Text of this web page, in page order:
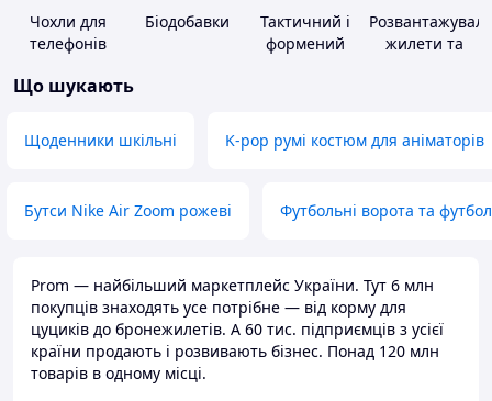
Чохли для
телефонів
Біодобавки
Тактичний і
формений
жилети та
Що шукають
Щоденники шкільні K-pop румі костюм для аніматорів
Бутси Nike Air Zoom рожеві Футбольні ворота та
Prom — найбільший маркетплейс України. Тут 6 млн
покупців знаходять усе потрібне — від корму для
цуциків до бронежилетів. А 60 тис. підприємців з усієї
країни продають і розвивають бізнес. Понад 120 млн
товарів в одному місці.